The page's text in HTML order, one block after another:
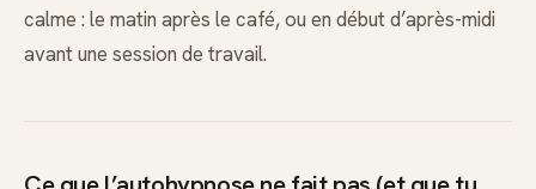
calme : le matin après le café, ou en début d’après-midi
avant une session de travail.